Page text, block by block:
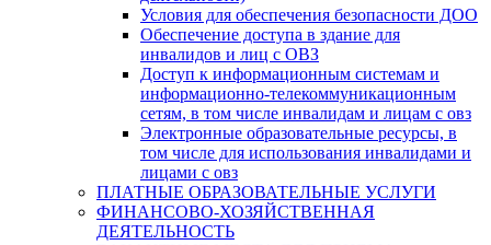
Условия для обеспечения безопасности ДОО
Обеспечение доступа в здание для
инвалидов и лиц с ОВЗ
Доступ к информационным системам и
информационно-телекоммуникационным
сетям, в том числе инвалидам и лицам с овз
Электронные образовательные ресурсы, в
том числе для использования инвалидами и
лицами с овз
ПЛАТНЫЕ ОБРАЗОВАТЕЛЬНЫЕ УСЛУГИ
ФИНАНСОВО-ХОЗЯЙСТВЕННАЯ
ДЕЯТЕЛЬНОСТЬ